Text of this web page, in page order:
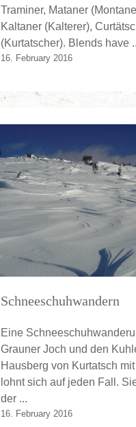
Traminer, Mataner
Kaltaner (Kalterer),
(Kurtatscher). Blends have
16. February 2016
Schneeschuhwandern
Eine
Grauner Joch und den
Hausberg von Kurtatsch
lohnt sich auf jeden Fall.
der ...
16. February 2016